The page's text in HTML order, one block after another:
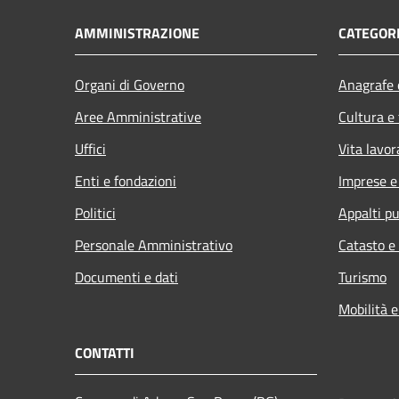
AMMINISTRAZIONE
Organi di Governo
Aree Amministrative
Uffici
Enti e fondazioni
Politici
Personale Amministrativo
Documenti e dati
Cultura
Vita
Imprese
Appalti
Catasto
Turismo
Mobilità
CONTATTI